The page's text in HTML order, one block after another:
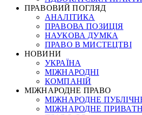
ПРАВОВИЙ ПОГЛЯД
АНАЛІТИКА
ПРАВОВА ПОЗИЦІЯ
НАУКОВА ДУМКА
ПРАВО В МИСТЕЦТВІ
НОВИНИ
УКРАЇНА
МІЖНАРОДНІ
КОМПАНІЙ
МІЖНАРОДНЕ ПРАВО
МІЖНАРОДНЕ
МІЖНАРОДНЕ